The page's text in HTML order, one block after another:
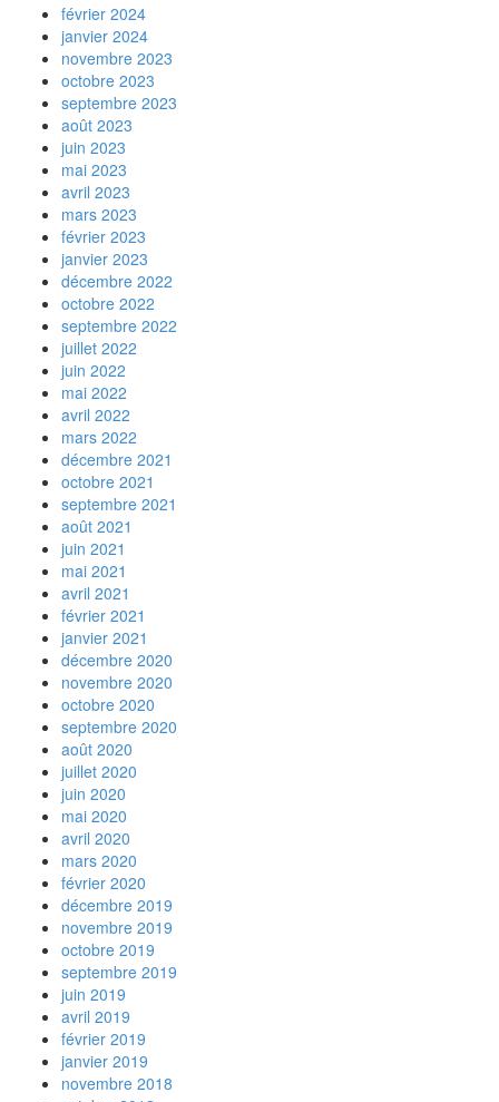
février 2024
janvier 2024
novembre 2023
octobre 2023
septembre 2023
août 2023
juin 2023
mai 2023
avril 2023
mars 2023
février 2023
janvier 2023
décembre 2022
octobre 2022
septembre 2022
juillet 2022
juin 2022
mai 2022
avril 2022
mars 2022
décembre 2021
octobre 2021
septembre 2021
août 2021
juin 2021
mai 2021
avril 2021
février 2021
janvier 2021
décembre 2020
novembre 2020
octobre 2020
septembre 2020
août 2020
juillet 2020
juin 2020
mai 2020
avril 2020
mars 2020
février 2020
décembre 2019
novembre 2019
octobre 2019
septembre 2019
juin 2019
avril 2019
février 2019
janvier 2019
novembre 2018